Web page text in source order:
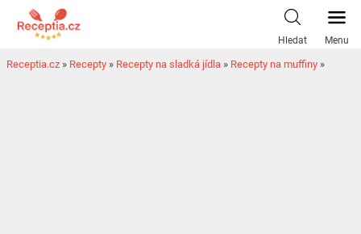
Hledat Menu
Receptia.cz » Recepty » Recepty na sladká jídla » Recepty na muffiny »